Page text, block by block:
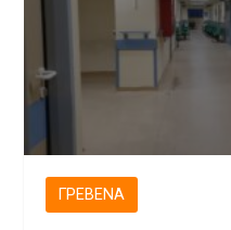
ΓΡΕΒΕΝΆ